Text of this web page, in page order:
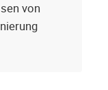
von